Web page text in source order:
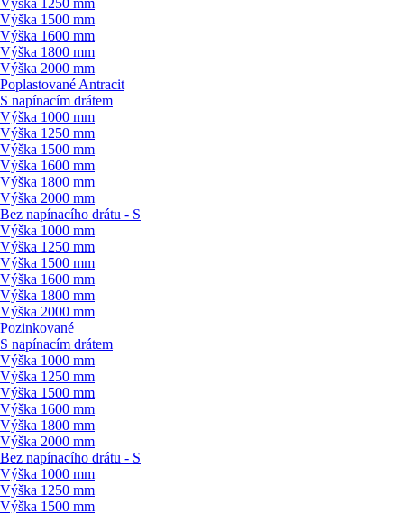
Výška 1250 mm
Výška 1500 mm
Výška 1600 mm
Výška 1800 mm
Výška 2000 mm
Poplastované Antracit
S napínacím drátem
Výška 1000 mm
Výška 1250 mm
Výška 1500 mm
Výška 1600 mm
Výška 1800 mm
Výška 2000 mm
Bez napínacího drátu - S
Výška 1000 mm
Výška 1250 mm
Výška 1500 mm
Výška 1600 mm
Výška 1800 mm
Výška 2000 mm
Pozinkované
S napínacím drátem
Výška 1000 mm
Výška 1250 mm
Výška 1500 mm
Výška 1600 mm
Výška 1800 mm
Výška 2000 mm
Bez napínacího drátu - S
Výška 1000 mm
Výška 1250 mm
Výška 1500 mm